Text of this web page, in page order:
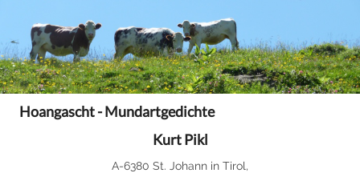
Hoangascht - Mundartgedichte
Kurt Pikl
A-6380 St. Johann in Tirol,